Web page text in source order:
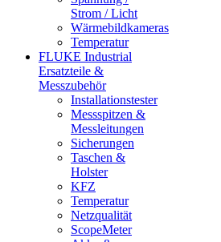
Strom / Licht
Wärmebildkameras
Temperatur
FLUKE Industrial
Ersatzteile &
Messzubehör
Installationstester
Messspitzen &
Messleitungen
Sicherungen
Taschen &
Holster
KFZ
Temperatur
Netzqualität
ScopeMeter